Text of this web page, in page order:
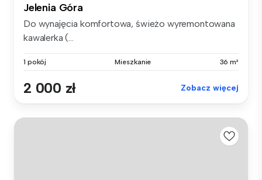
Jelenia Góra
Do wynajęcia komfortowa, świeżo wyremontowana
kawalerka (...
1 pokój Mieszkanie 36 m²
2 000 zł Zobacz więcej